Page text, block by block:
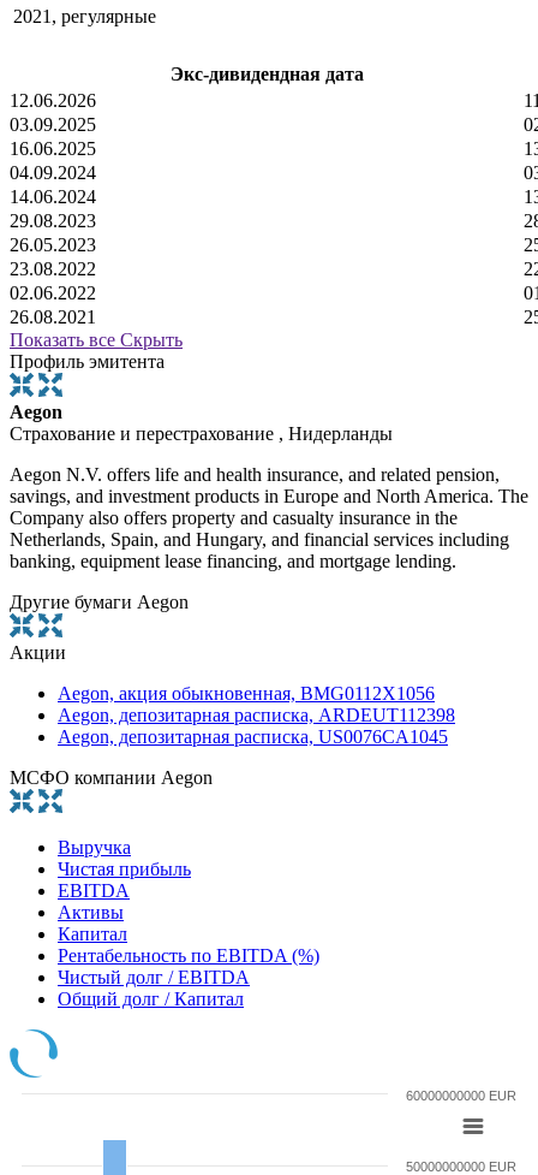
2021, регулярные
Экс-дивидендная дата
12.06.2026
03.09.2025
16.06.2025
04.09.2024
14.06.2024
29.08.2023
26.05.2023
23.08.2022
02.06.2022
26.08.2021
Показать все Скрыть
Профиль эмитента
Aegon
Страхование и перестрахование , Нидерланды
Aegon N.V. offers life and health insurance, and related pension,
savings, and investment products in Europe and North America. The
Company also offers property and casualty insurance in the
Netherlands, Spain, and Hungary, and financial services including
banking, equipment lease financing, and mortgage lending.
Другие бумаги Aegon
Акции
Aegon, акция обыкновенная, BMG0112X1056
Aegon, депозитарная расписка, ARDEUT112398
Aegon, депозитарная расписка, US0076CA1045
МСФО компании Aegon
Выручка
Чистая прибыль
EBITDA
Активы
Капитал
Рентабельность по EBITDA (%)
Чистый долг / EBITDA
Общий долг / Капитал
50000000000 EUR
60000000000 EUR